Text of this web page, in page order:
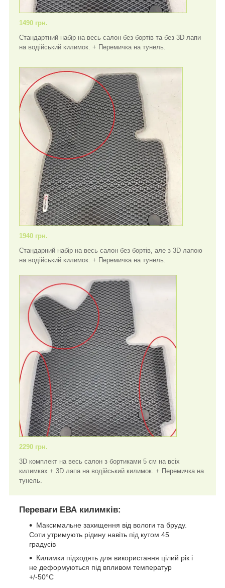
1490 грн.
Стандартний набір на весь салон без бортів та без 3D лапи
на водійський килимок. + Перемичка на тунель.
1940 грн.
Стандарний набір на весь салон без бортів, але з 3D лапою
на водійський килимок. + Перемичка на тунель.
2290 грн.
3D комплект на весь салон з бортиками 5 см на всіх
килимках + 3D лапа на водійський килимок. + Перемичка на
тунель.
Переваги ЕВА килимків:
Максимальне захищення від вологи та бруду.
Соти утримують рідину навіть під кутом 45
градусів
Килимки підходять для використання цілий рік і
не деформуються під впливом температур
+/-50°C